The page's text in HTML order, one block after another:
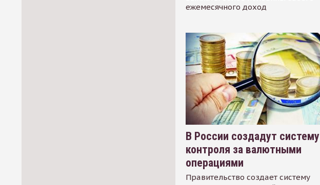
ежемесячного доход
В России создадут систему
контроля за валютными
операциями
Правительство создает систему